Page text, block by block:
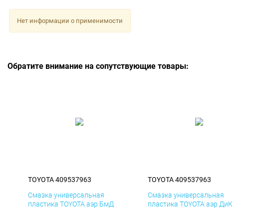
Нет информации о применимости
Обратите внимание на сопутствующие товары:
TOYOTA 409537963
Смазка универсальная
пластика TOYOTA аэр БмД
TOYOTA 409537963
Смазка универсальная
пластика TOYOTA аэр ДиК